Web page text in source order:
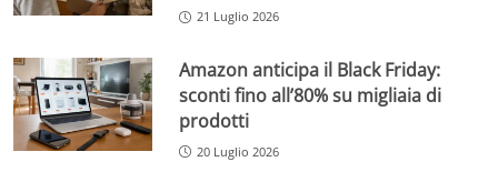
21 Luglio 2026
Amazon anticipa il Black Friday:
sconti fino all’80% su migliaia di
prodotti
20 Luglio 2026